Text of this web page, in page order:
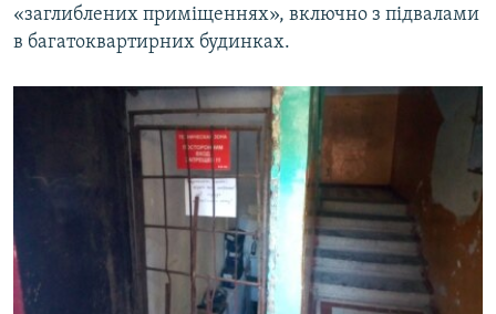
«заглиблених приміщеннях», включно з підвалами
в багатоквартирних будинках.